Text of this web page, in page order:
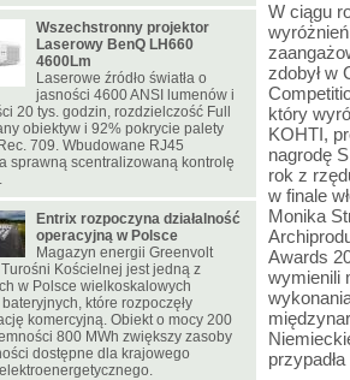
W ciągu
zdobył w
który
KOHTI,
nagrodę
rok z
w finale
Monika
Awards
wymienili
Wszechstronny projektor
Laserowy BenQ LH660
4600Lm
Laserowe źródło światła o
jasności 4600 ANSI lumenów i
20 tys. godzin, rozdzielczość Full
obiektyw i 92% pokrycie palety
709. Wbudowane RJ45
sprawną scentralizowaną kontrolę
Entrix rozpoczyna działalność
operacyjną w Polsce
Magazyn energii Greenvolt
Kościelnej jest jedną z
w Polsce wielkoskalowych
które rozpoczęły
komercyjną. Obiekt o mocy 200
800 MWh zwiększy zasoby
dostępne dla krajowego